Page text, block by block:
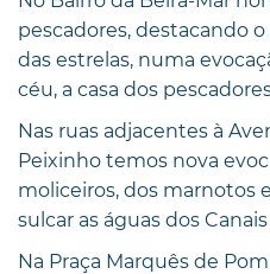
pescadores, destacando
das estrelas, numa
céu, a casa dos
Nas ruas adjacentes à
Peixinho temos nova
moliceiros, dos marnotos
sulcar as águas dos
Na Praça Marquês de